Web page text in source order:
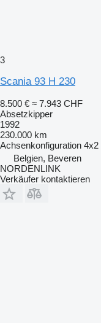
3
Scania 93 H 230
8.500 € ≈ 7.943 CHF
Absetzkipper
1992
230.000 km
Achsenkonfiguration 4x2
Belgien, Beveren
NORDENLINK
Verkäufer kontaktieren